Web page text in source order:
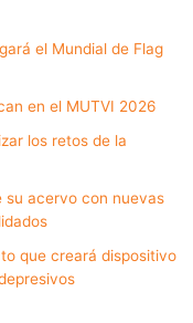
el Mundial de Flag
en el MUTVI 2026
los retos de la
su acervo con nuevas
que creará dispositivo